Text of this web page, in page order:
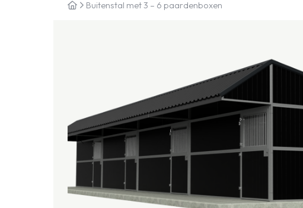
Buitenstal met 3 – 6 paardenboxen